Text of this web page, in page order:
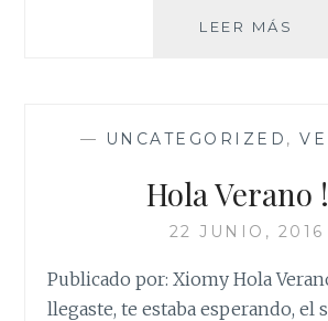
LEER MÁS
— UNCATEGORIZED ,
Hola Verano
22 JUNIO, 2016
Publicado por: Xiomy Hola
llegaste, te estaba esperando, el